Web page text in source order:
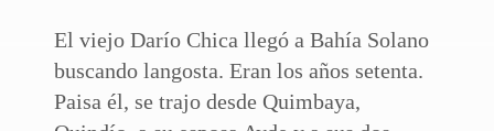
El viejo Darío Chica llegó a Bahía Solano
buscando langosta. Eran los años setenta.
Paisa él, se trajo desde Quimbaya,